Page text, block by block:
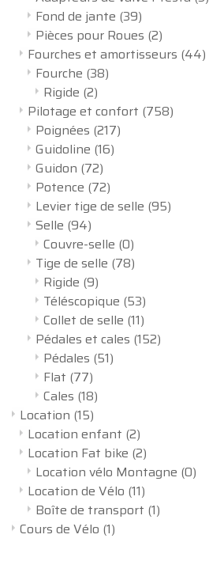
Fond de jante (39)
Pièces pour Roues (2)
Fourches et amortisseurs (44)
Fourche (38)
Rigide (2)
Pilotage et confort (758)
Poignées (217)
Guidoline (16)
Guidon (72)
Potence (72)
Levier tige de selle (95)
Selle (94)
Couvre-selle (0)
Tige de selle (78)
Rigide (9)
Téléscopique (53)
Collet de selle (11)
Pédales et cales (152)
Pédales (51)
Flat (77)
Cales (18)
Location (15)
Location enfant (2)
Location Fat bike (2)
Location vélo Montagne (0)
Location de Vélo (11)
Boîte de transport (1)
Cours de Vélo (1)